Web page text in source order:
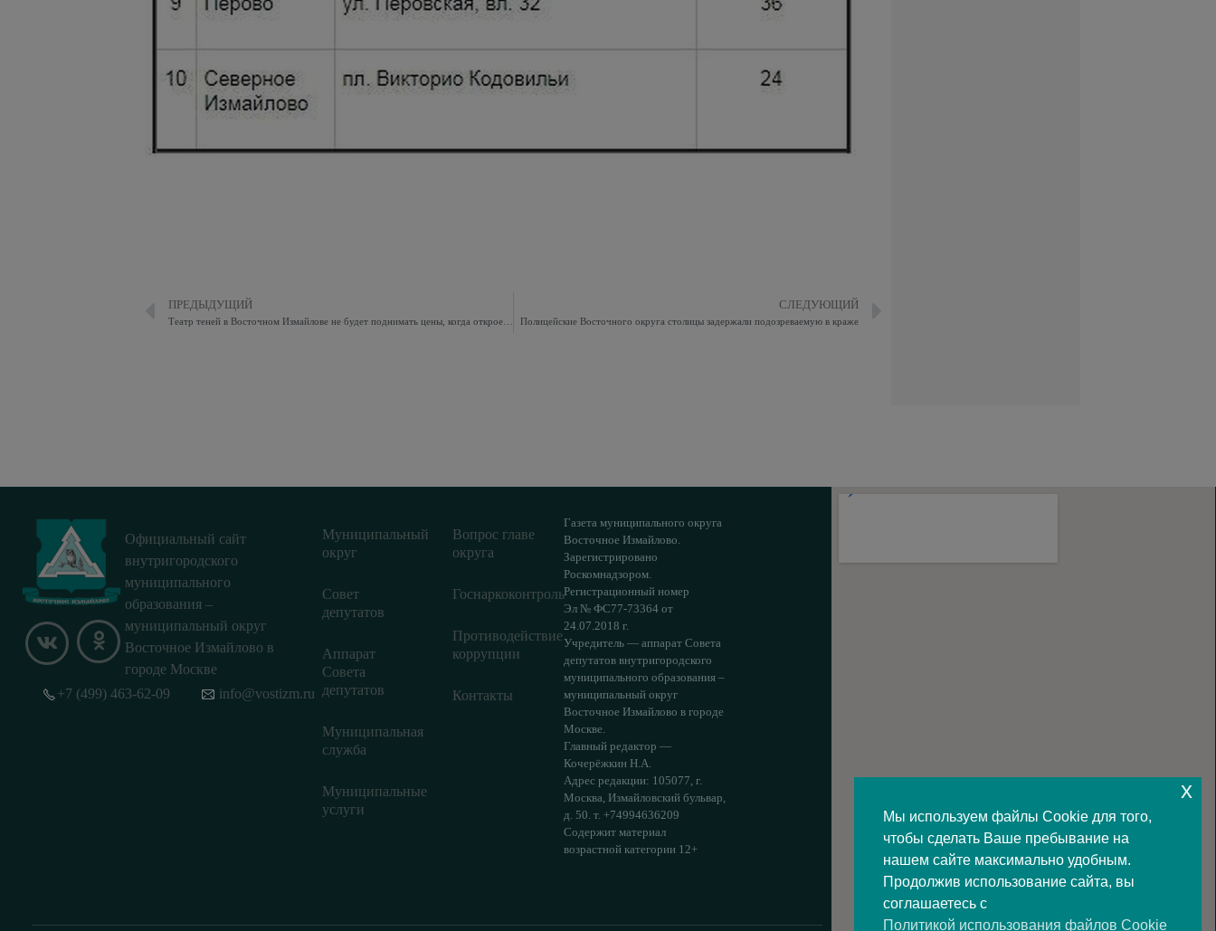
ПРЕДЫДУЩИЙ СЛЕДУЮЩИЙ
Полицейские Восточного округа столицы задержали подозреваемую в краже
Официальный сайт
внутригородского
муниципального
образования –
муниципальный округ
Восточное Измайлово в
городе Москве
Муниципальный
округ
Совет
депутатов
Аппарат
Совета
депутатов
Муниципальная
служба
Муниципальные
услуги
Вопрос главе
округа
Госнаркоконтроль
Противодействие
коррупции
Контакты
Газета муниципального округа
Восточное Измайлово.
Зарегистрировано
Роскомнадзором.
Регистрационный номер
Эл № ФС77-73364 от
24.07.2018 г.
Учредитель — аппарат Совета
депутатов внутригородского
муниципального образования –
муниципальный округ
Восточное Измайлово в городе
Москве.
Главный редактор —
Кочерёжкин Н.А.
Адрес редакции: 105077, г.
Москва, Измайловский бульвар,
д. 50. т. +74994636209
Содержит материал
возрастной категории 12+
+7 (499) 463-62-09 info@vostizm.ru
Мы используем файлы Cookie для того,
чтобы сделать Ваше пребывание на
нашем сайте максимально удобным.
Продолжив использование сайта, вы
соглашаетесь с
Политикой использования файлов Cookie
x